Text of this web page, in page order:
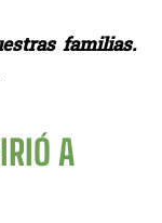
familias.
A